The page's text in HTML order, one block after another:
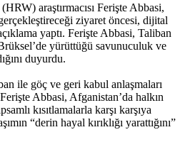
araştırmacısı Ferişte Abbasi,
ziyaret öncesi, dijital
yaptı. Ferişte Abbasi, Taliban
yürüttüğü savunuculuk ve
duyurdu.
ile göç ve geri kabul anlaşmaları
Abbasi, Afganistan’da halkın
kısıtlamalarla karşı karşıya
“derin hayal kırıklığı yarattığını”